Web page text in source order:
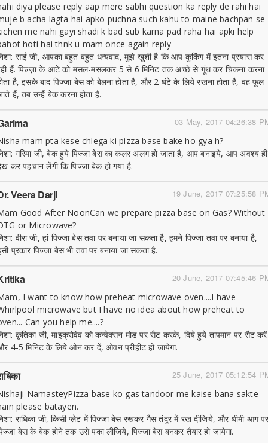
diya please reply aap mere sabhi question ka reply de rahi hai
b acha lagta hai apko puchna such kahu to maine bachpan se
me nahi gayi shadi k bad sub karna pad raha hai apki help
hoti hai thnk u mam once again reply
साईं जी, आपका बहुत बहुत धन्यवाद, मुझे खुशी है कि आप कुकिंग में इतना प्रयास कर
हैं. पिज़्ज़ा के आटे को मसल-मसलकर 5 से 6 मिनिट तक अच्छे से गूंथ कर चिकना करना
है, इसके बाद पिज्जा बेस को बेलना होता है, और 2 घंटे के लिये रखना होता है, वह फूल
हैं, तब उन्हैं बेक करना होता है.
03 May, 2017 04:26:38
mam pta kese chlega ki pizza base bake ho gya h?
गरिमा जी, बेक हुये पिज्जा बेस का कलर अलग हो जाता है, आप बनाइये, आप अवश्य ही
कर पहचान लेंगी कि पिज्जा बेक हो गया है.
19 June, 2017 07:25:58
Veera Darji
Good After NoonCan we prepare pizza base on Gas? Without
or Microwave?
वीरा जी, हां पिज्जा बेस तवा पर बनाया जा सकता है, हमने पिज्जा तवा पर बनाया है,
प्रकार पिज्जा बेस भी तवा पर बनाया जा सकता है.
20 June, 2017 07:45:46
I want to know how preheat microwave oven....I have
microwave but I have no idea about how preheat to
Can you help me....?
कृ्तिका जी, माइक्रोवेव को कन्वेक्सन मोड पर सैट करके, दिये हुये तापमान पर सैट करें
4-5 मिनिट के लिये ओन कर दें, ओवन प्रीहीट हो जायेगा.
25 June, 2017 05:12:54
NamasteyPizza base ko gas tandoor me kaise bana sakte
please batayen.
राधिका जी, किसी प्लेट में पिज्जा बेस रखकर गैस तंदूर में रख दीजिये, और धीमी आग
बेस के बेक होने तक उसे पका लीजिये, पिज्जा बेस बनकर तैयार हो जायेगा.